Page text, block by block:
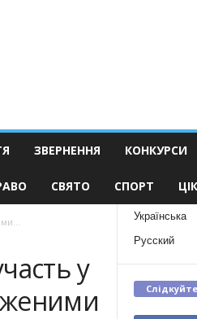
ЗВЕРНЕННЯ КОНКУРСИ
СВЯТО СПОРТ
у
Українська
Русский